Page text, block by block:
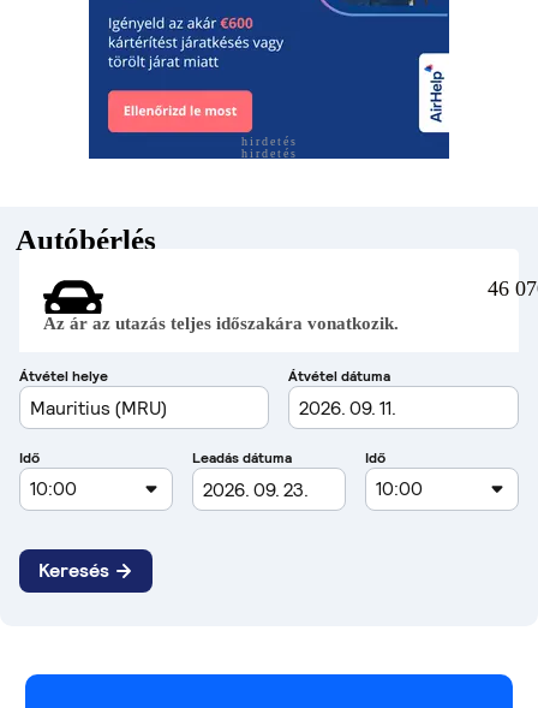
hirdetés
hirdetés
Autóbérlés
46
Az ár az utazás teljes időszakára vonatkozik.